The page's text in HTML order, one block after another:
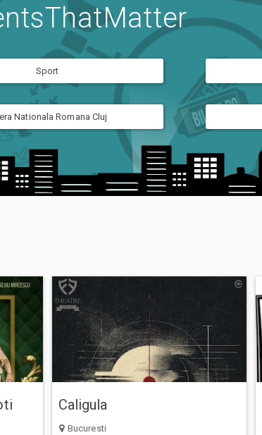
Sport
Nationala Romana Cluj
Caligula
Bucuresti